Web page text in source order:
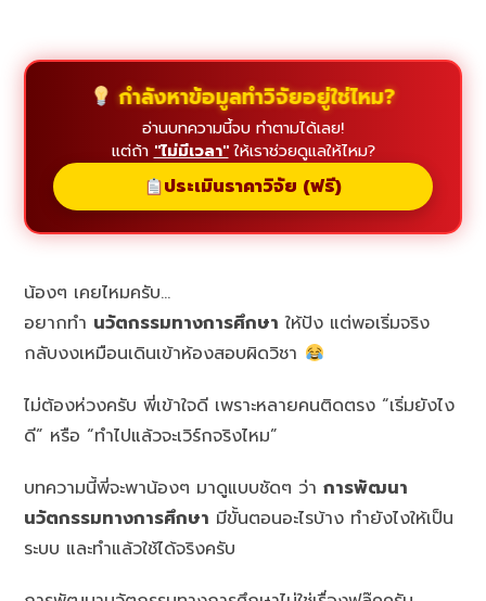
กำลังหาข้อมูลทำวิจัยอยู่ใช่ไหม?
อ่านบทความนี้จบ ทำตามได้เลย!
แต่ถ้า "ไม่มีเวลา"ให้เราช่วยดูแลให้ไหม?
ประเมินราคาวิจัย (ฟรี)
น้องๆ เคยไหมครับ…
อยากทำ นวัตกรรมทางการศึกษา ให้ปัง แต่พอเริ่มจริง
กลับงงเหมือนเดินเข้าห้องสอบผิดวิชา
ไม่ต้องห่วงครับ พี่เข้าใจดี เพราะหลายคนติดตรง “เริ่มยังไง
ดี” หรือ “ทำไปแล้วจะเวิร์กจริงไหม”
บทความนี้พี่จะพาน้องๆ มาดูแบบชัดๆ ว่าการพัฒนา
นวัตกรรมทางการศึกษา มีขั้นตอนอะไรบ้าง ทำยังไงให้เป็น
ระบบ และทำแล้วใช้ได้จริงครับ